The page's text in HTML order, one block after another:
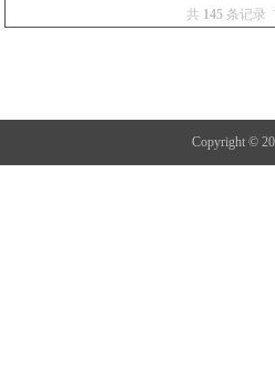
共 145条记录
Copyright ©